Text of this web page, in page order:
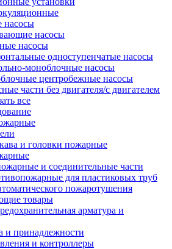
насосы
насосы
насосы
одноступенчатые насосы
моноблочные насосы
центробежные насосы
части без двигателя/с двигателем
все
и головки пожарные
и соединительные части
для пластиковых труб
пожаротушения
товары
арматура и
и принадлежности
и контроллеры